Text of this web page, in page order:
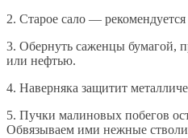
2. Старое сало — рекомендуется
3. Обернуть саженцы бумагой,
или нефтью.
4. Наверняка защитит
5. Пучки малиновых побегов
Обвязываем ими нежные